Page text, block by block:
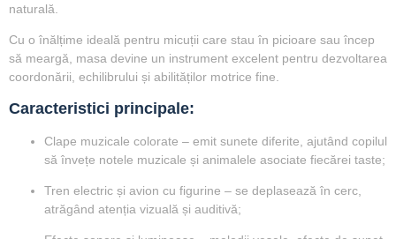
naturală.
Cu o înălțime ideală pentru micuții care stau în picioare sau încep
să meargă, masa devine un instrument excelent pentru dezvoltarea
coordonării, echilibrului și abilităților motrice fine.
Caracteristici principale:
Clape muzicale colorate – emit sunete diferite, ajutând copilul
să învețe notele muzicale și animalele asociate fiecărei taste;
Tren electric și avion cu figurine – se deplasează în cerc,
atrăgând atenția vizuală și auditivă;